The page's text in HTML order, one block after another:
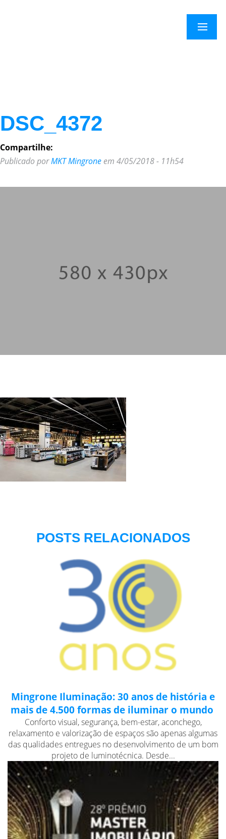
×
Menu
DSC_4372
Compartilhe:
Publicado porMKT Mingrone em 4/05/2018 - 11h54
POSTS RELACIONADOS
Mingrone Iluminação: 30 anos de história e
mais de 4.500 formas de iluminar o mundo
Conforto visual, segurança, bem-estar, aconchego,
relaxamento e valorização de espaços são apenas algumas
das qualidades entregues no desenvolvimento de um bom
projeto de luminotécnica. Desde...